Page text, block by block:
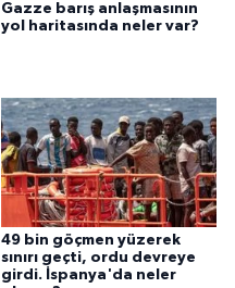
Gazze barış anlaşmasının
yol haritasında neler var?
49 bin göçmen yüzerek
sınırı geçti, ordu devreye
girdi. İspanya'da neler